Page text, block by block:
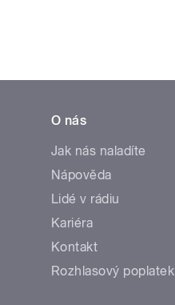
O nás
Jak nás naladíte
Nápověda
Lidé v rádiu
Kariéra
Kontakt
Rozhlasový poplatek